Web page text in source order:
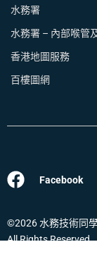
水務署
水務署 – 內部喉管
香港地圖服務
百樓圖網
Facebook
©2026 水務技術同
All Rights Reserved.